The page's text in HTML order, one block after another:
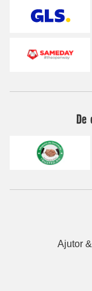
De
Ajutor